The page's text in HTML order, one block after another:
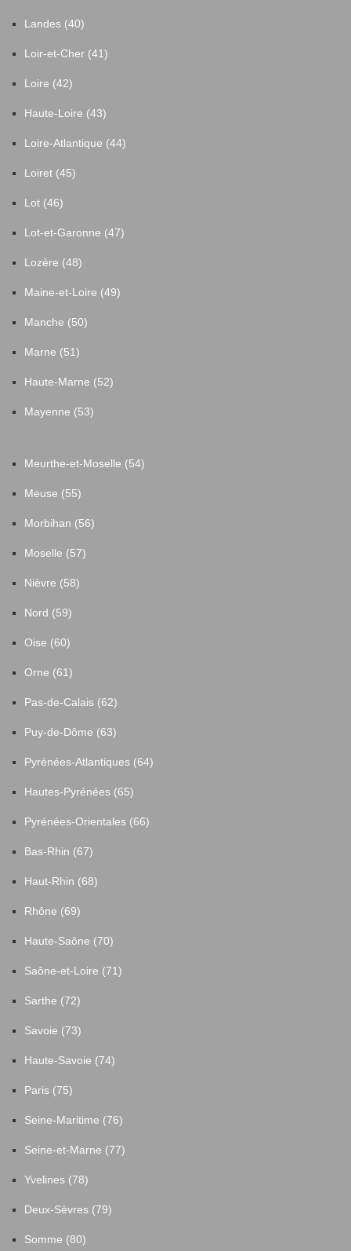
Landes (40)
Loir-et-Cher (41)
Loire (42)
Haute-Loire (43)
Loire-Atlantique (44)
Loiret (45)
Lot (46)
Lot-et-Garonne (47)
Lozère (48)
Maine-et-Loire (49)
Manche (50)
Marne (51)
Haute-Marne (52)
Mayenne (53)
Meurthe-et-Moselle (54)
Meuse (55)
Morbihan (56)
Moselle (57)
Nièvre (58)
Nord (59)
Oise (60)
Orne (61)
Pas-de-Calais (62)
Puy-de-Dôme (63)
Pyrénées-Atlantiques (64)
Hautes-Pyrénées (65)
Pyrénées-Orientales (66)
Bas-Rhin (67)
Haut-Rhin (68)
Rhône (69)
Haute-Saône (70)
Saône-et-Loire (71)
Sarthe (72)
Savoie (73)
Haute-Savoie (74)
Paris (75)
Seine-Maritime (76)
Seine-et-Marne (77)
Yvelines (78)
Deux-Sèvres (79)
Somme (80)